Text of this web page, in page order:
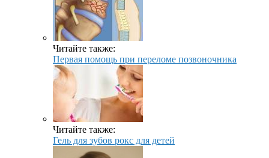
Читайте также:
Первая помощь при переломе позвоночника
Читайте также:
Гель для зубов рокс для детей